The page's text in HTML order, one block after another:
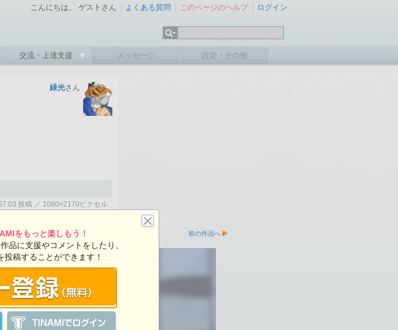
こんにちは、 ゲストさん よくある質問 このページのヘルプ ログイン
交流・上達支援 メッセージ 設定・その他
緑光さん
投稿 ／ 1080×2170ピクセル
投稿作品一覧 前の作品へ
をもっと楽しもう！
品に支援やコメントをしたり、
稿することができます！